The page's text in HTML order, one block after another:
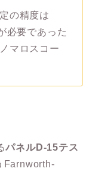
の精度は
必要であった
マロスコー
パネルD-15テス
Farnworth-